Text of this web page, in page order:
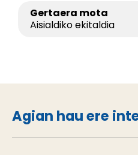
Gertaera mota
Aisialdiko ekitaldia
Agian hau ere